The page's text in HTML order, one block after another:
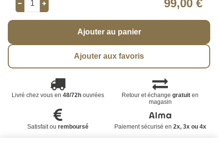
99,00 €
Ajouter au panier
Ajouter aux favoris
Livré chez vous en 48/72houvrées Retour et échangegratuit en
magasin
Satisfait ou remboursé Paiement sécurisé en 2x, 3x ou 4x